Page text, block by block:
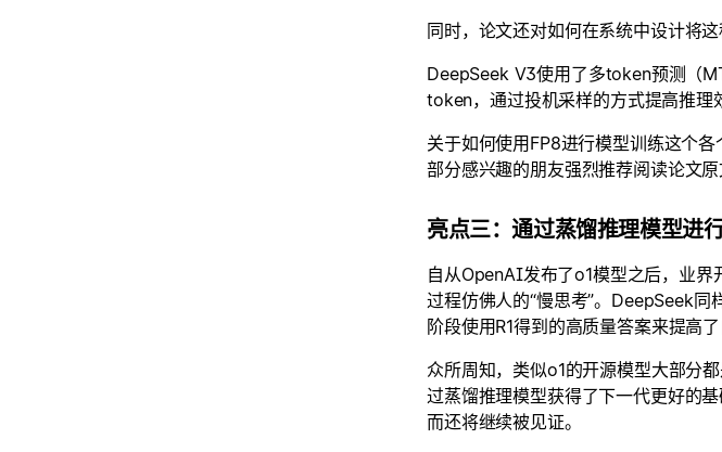
同时，论文还对如何在系统中设计将
DeepSeek V3使用了多token预测（
token，通过投机采样的方式提高推理
关于如何使用FP8进行模型训练这个
部分感兴趣的朋友强烈推荐阅读论文原
亮点三：通过蒸馏推理模型进
自从OpenAI发布了o1模型之后，业
过程仿佛人的“慢思考”。DeepSeek
阶段使用R1得到的高质量答案来提高
众所周知，类似o1的开源模型大部分
过蒸馏推理模型获得了下一代更好的
而还将继续被见证。